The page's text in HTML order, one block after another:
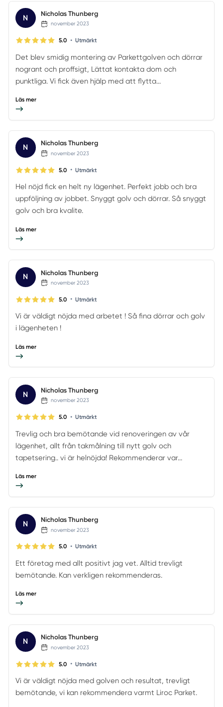
N Nicholas Thunberg
november 2023
5.0 • Utmärkt
Det blev smidig montering av Parkettgolven och dörrar
nogrant och proffsigt, Lättat kontakta dom och
punktliga. Vi fick även hjälp med att flytta...
Läs mer
N Nicholas Thunberg
november 2023
5.0 • Utmärkt
Hel nöjd fick en helt ny lägenhet. Perfekt jobb och bra
uppföljning av jobbet. Snyggt golv och dörrar. Så snyggt
golv och bra kvalite.
Läs mer
N Nicholas Thunberg
november 2023
5.0 • Utmärkt
Vi är väldigt nöjda med arbetet ! Så fina dörrar och golv
i lägenheten !
Läs mer
N Nicholas Thunberg
november 2023
5.0 • Utmärkt
Trevlig och bra bemötande vid renoveringen av vår
lägenhet, allt från takmålning till nytt golv och
tapetsering.. vi är helnöjda! Rekommenderar var...
Läs mer
N Nicholas Thunberg
november 2023
5.0 • Utmärkt
Ett företag med allt positivt jag vet. Alltid trevligt
bemötande. Kan verkligen rekommenderas.
Läs mer
N Nicholas Thunberg
november 2023
5.0 • Utmärkt
Vi är väldigt nöjda med golven och resultat, trevligt
bemötande, vi kan rekommendera varmt Liroc Parket.